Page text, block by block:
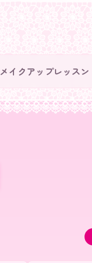
メイクアップレッスン